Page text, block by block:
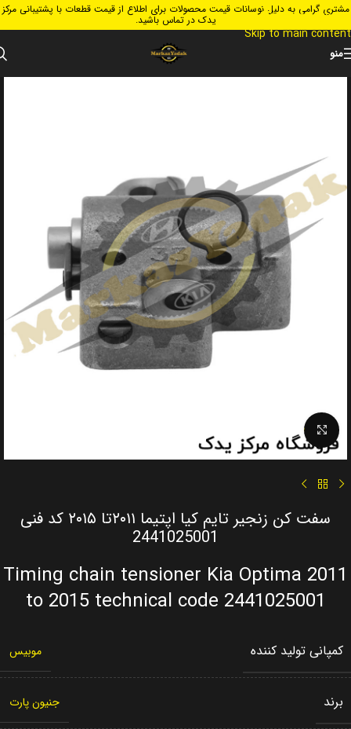
Skip to navigation
Skip to main content
مشتری گرامی به دلیل نوسانات قیمت محصولات برای اطلاع از قیمت قطعات با پشتیبانی مرکز
یدک در تماس باشید.
منو
Click to enlarge
سفت کن زنجیر تایم کیا اپتیما ۲۰۱۱تا ۲۰۱۵ کد فنی
2441025001
Timing chain tensioner Kia Optima 2011
to 2015 technical code 2441025001
کمپانی تولید کننده موبیس
برند جنیون پارت